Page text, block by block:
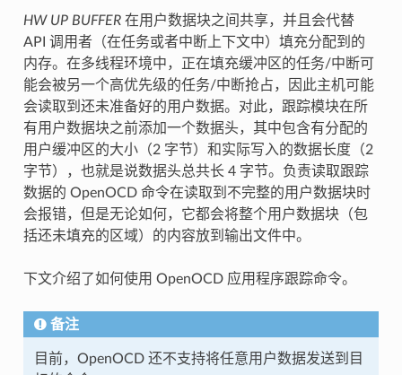
HW UP BUFFER在用户数据块之间共享，并且会代替
API 调用者（在任务或者中断上下文中）填充分配到的
内存。在多线程环境中，正在填充缓冲区的任务/中断可
能会被另一个高优先级的任务/中断抢占，因此主机可能
会读取到还未准备好的用户数据。对此，跟踪模块在所
有用户数据块之前添加一个数据头，其中包含有分配的
用户缓冲区的大小（2 字节）和实际写入的数据长度（2
字节），也就是说数据头总共长 4 字节。负责读取跟踪
数据的 OpenOCD 命令在读取到不完整的用户数据块时
会报错，但是无论如何，它都会将整个用户数据块（包
括还未填充的区域）的内容放到输出文件中。
下文介绍了如何使用 OpenOCD 应用程序跟踪命令。
备注
目前，OpenOCD 还不支持将任意用户数据发送到目